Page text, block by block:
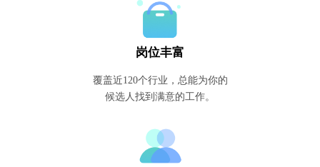
岗位丰富
覆盖近120个行业，总能为你的
候选人找到满意的工作。